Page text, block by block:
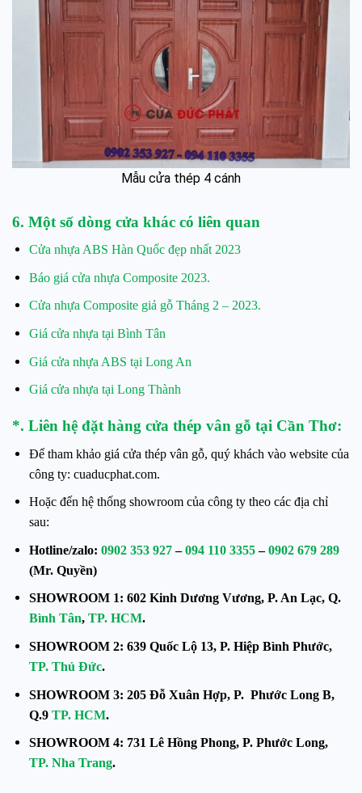
Mẫu cửa thép 4 cánh
6. Một số dòng cửa khác có liên quan
Cửa nhựa ABS Hàn Quốc đẹp nhất 2023
Báo giá cửa nhựa Composite 2023.
Cửa nhựa Composite giả gỗ Tháng 2 – 2023.
Giá cửa nhựa tại Bình Tân
Giá cửa nhựa ABS tại Long An
Giá cửa nhựa tại Long Thành
*. Liên hệ đặt hàng cửa thép vân gỗ tại Cần Thơ:
Để tham khảo giá cửa thép vân gỗ, quý khách vào website của
công ty: cuaducphat.com.
Hoặc đến hệ thống showroom của công ty theo các địa chỉ
sau:
Hotline/zalo: 0902 353 927–094 110 3355–0902 679 289
(Mr. Quyền)
SHOWROOM 1: 602 Kinh Dương Vương, P. An Lạc, Q.
Bình Tân, TP. HCM.
SHOWROOM 2: 639 Quốc Lộ 13, P. Hiệp Bình Phước,
TP. Thủ Đức.
SHOWROOM 3: 205 Đỗ Xuân Hợp, P. Phước Long B,
Q.9 TP. HCM.
SHOWROOM 4: 731 Lê Hồng Phong, P. Phước Long,
TP. Nha Trang.